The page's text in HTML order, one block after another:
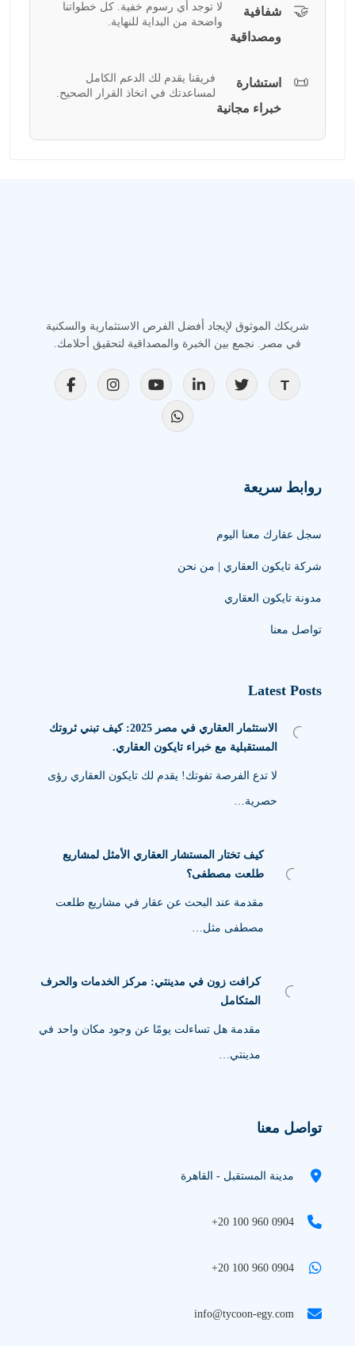
🤝
شفافية
ومصداقية
لا توجد أي رسوم خفية. كل خطواتنا
واضحة من البداية للنهاية.
📜
استشارة
خبراء مجانية
فريقنا يقدم لك الدعم الكامل
لمساعدتك في اتخاذ القرار الصحيح.
شريكك الموثوق لإيجاد أفضل الفرص الاستثمارية والسكنية
في مصر. نجمع بين الخبرة والمصداقية لتحقيق أحلامك.
روابط سريعة
سجل عقارك معنا اليوم
شركة تايكون العقاري | من نحن
مدونة تايكون العقاري
تواصل معنا
Latest Posts
الاستثمار العقاري في مصر 2025: كيف تبني ثروتك
المستقبلية مع خبراء تايكون العقاري.
لا تدع الفرصة تفوتك! يقدم لك تايكون العقاري رؤى
حصرية…
كيف تختار المستشار العقاري الأمثل لمشاريع
طلعت مصطفى؟
مقدمة عند البحث عن عقار في مشاريع طلعت
مصطفى مثل…
كرافت زون في مدينتي: مركز الخدمات والحرف
المتكامل
مقدمة هل تساءلت يومًا عن وجود مكان واحد في
مدينتي…
تواصل معنا
مدينة المستقبل - القاهرة
+20 100 960 0904
+20 100 960 0904
info@tycoon-egy.com